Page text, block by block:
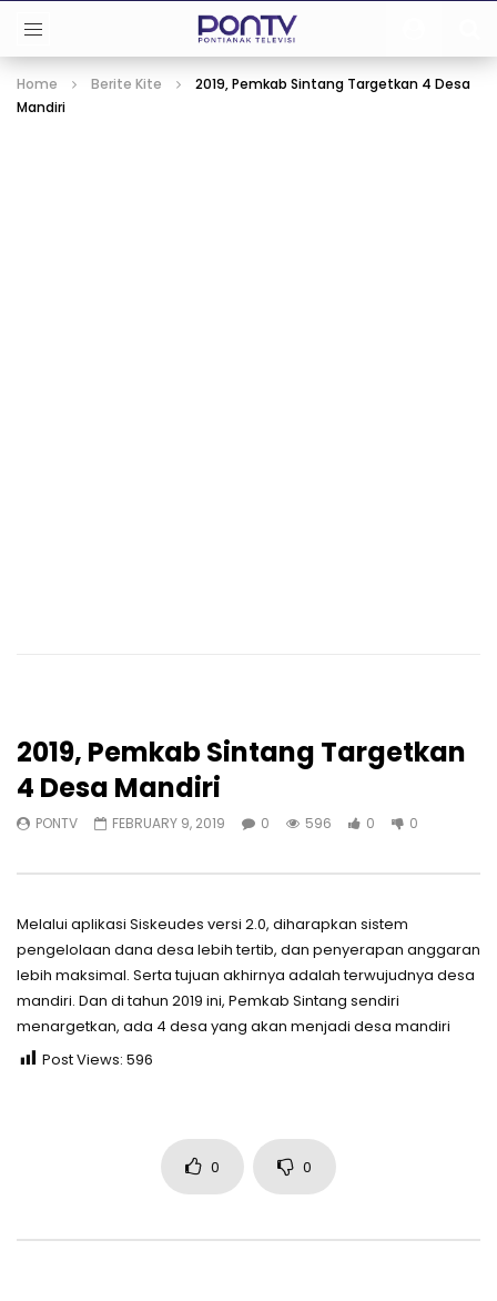
Home Berite Kite
2019, Pemkab Sintang Targetkan 4 Desa
Mandiri
2019, Pemkab Sintang Targetkan
4 Desa Mandiri
PONTV FEBRUARY 9, 2019 0 596 0 0
Melalui aplikasi Siskeudes versi 2.0, diharapkan sistem
pengelolaan dana desa lebih tertib, dan penyerapan anggaran
lebih maksimal. Serta tujuan akhirnya adalah terwujudnya desa
mandiri. Dan di tahun 2019 ini, Pemkab Sintang sendiri
menargetkan, ada 4 desa yang akan menjadi desa mandiri
Post Views: 596
0 0